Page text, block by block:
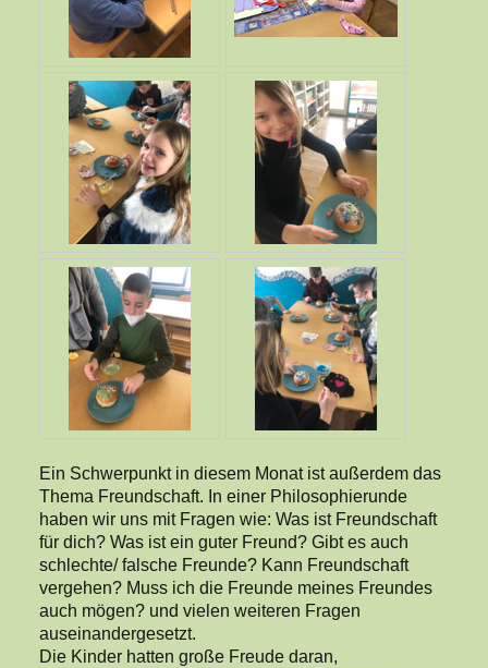
Ein Schwerpunkt in diesem Monat ist außerdem das
Thema Freundschaft. In einer Philosophierunde
haben wir uns mit Fragen wie: Was ist Freundschaft
für dich? Was ist ein guter Freund? Gibt es auch
schlechte/ falsche Freunde? Kann Freundschaft
vergehen? Muss ich die Freunde meines Freundes
auch mögen? und vielen weiteren Fragen
auseinandergesetzt.
Die Kinder hatten große Freude daran,